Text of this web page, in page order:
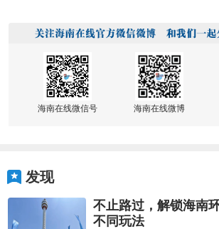
海南在线微信号 海南在线微博
发现
不止路过，解锁海南
不同玩法